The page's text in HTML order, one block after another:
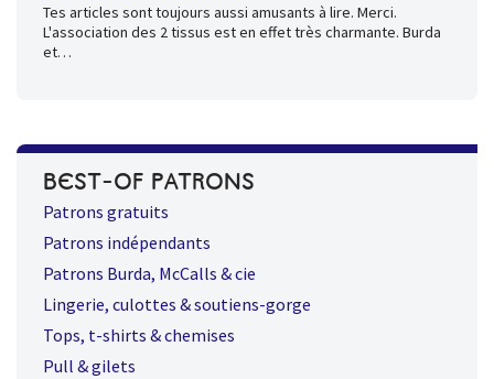
Tes articles sont toujours aussi amusants à lire. Merci.
L'association des 2 tissus est en effet très charmante. Burda
et…
BEST-OF PATRONS
Patrons gratuits
Patrons indépendants
Patrons Burda, McCalls & cie
Lingerie, culottes & soutiens-gorge
Tops, t-shirts & chemises
Pull & gilets